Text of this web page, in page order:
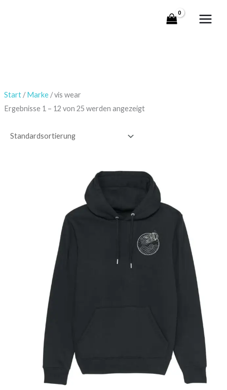
Start/Marke/ vis wear
Ergebnisse 1 – 12 von 25 werden angezeigt